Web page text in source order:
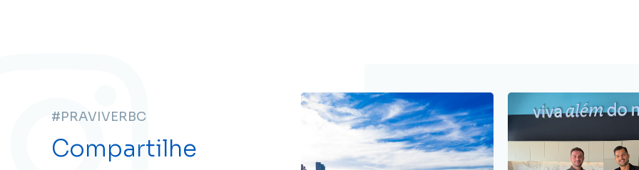
#PRAVIVERBC
Compartilhe